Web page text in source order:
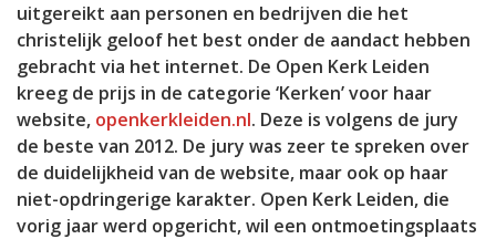
uitgereikt aan personen en bedrijven die het
christelijk geloof het best onder de aandact hebben
gebracht via het internet. De Open Kerk Leiden
kreeg de prijs in de categorie ‘Kerken’ voor haar
website, openkerkleiden.nl. Deze is volgens de jury
de beste van 2012. De jury was zeer te spreken over
de duidelijkheid van de website, maar ook op haar
niet-opdringerige karakter. Open Kerk Leiden, die
vorig jaar werd opgericht, wil een ontmoetingsplaats